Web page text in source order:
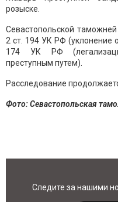
розыске.
Севастопольской
2 ст. 194 УК РФ (уклонение
174 УК РФ
преступным путем).
Расследование
Фото: Севастопольская
Следите за нашими